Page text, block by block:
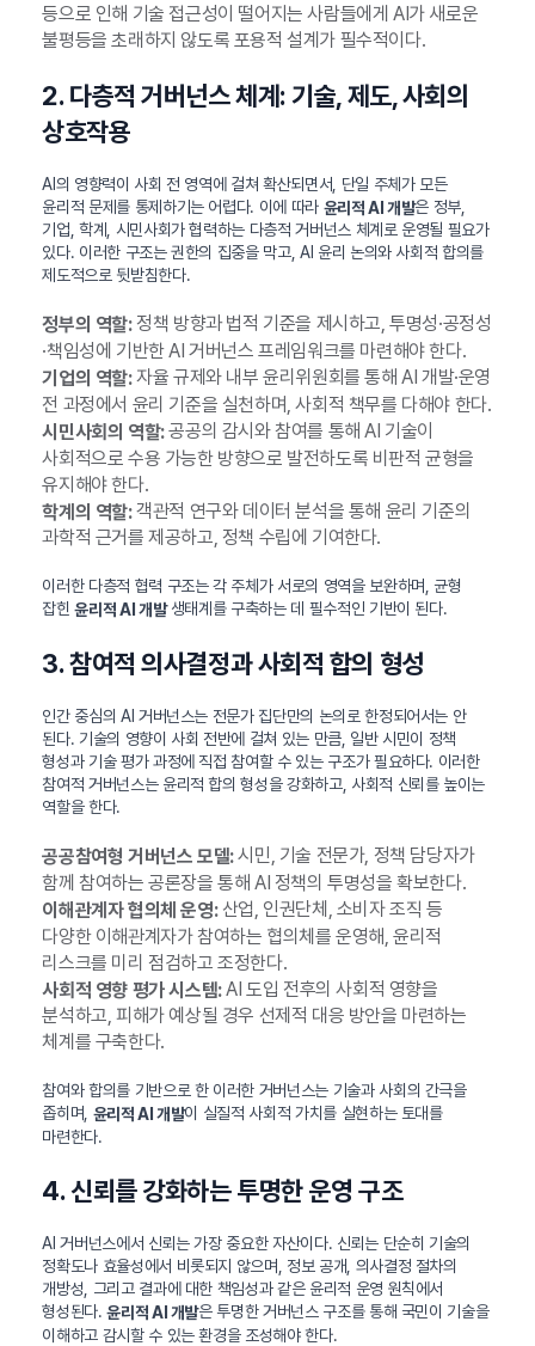
등으로 인해 기술 접근성이 떨어지는 사람들에게 AI가 새로운
불평등을 초래하지 않도록 포용적 설계가 필수적이다.
2. 다층적 거버넌스 체계: 기술, 제도, 사회의
상호작용
AI의 영향력이 사회 전 영역에 걸쳐 확산되면서, 단일 주체가 모든
윤리적 문제를 통제하기는 어렵다. 이에 따라 윤리적 AI 개발은 정부,
기업, 학계, 시민사회가 협력하는 다층적 거버넌스 체계로 운영될 필요가
있다. 이러한 구조는 권한의 집중을 막고, AI 윤리 논의와 사회적 합의를
제도적으로 뒷받침한다.
정부의 역할:정책 방향과 법적 기준을 제시하고, 투명성·공정성
·책임성에 기반한 AI 거버넌스 프레임워크를 마련해야 한다.
기업의 역할:자율 규제와 내부 윤리위원회를 통해 AI 개발·운영
전 과정에서 윤리 기준을 실천하며, 사회적 책무를 다해야 한다.
시민사회의 역할:공공의 감시와 참여를 통해 AI 기술이
사회적으로 수용 가능한 방향으로 발전하도록 비판적 균형을
유지해야 한다.
학계의 역할:객관적 연구와 데이터 분석을 통해 윤리 기준의
과학적 근거를 제공하고, 정책 수립에 기여한다.
이러한 다층적 협력 구조는 각 주체가 서로의 영역을 보완하며, 균형
잡힌윤리적 AI 개발생태계를 구축하는 데 필수적인 기반이 된다.
3. 참여적 의사결정과 사회적 합의 형성
인간 중심의 AI 거버넌스는 전문가 집단만의 논의로 한정되어서는 안
된다. 기술의 영향이 사회 전반에 걸쳐 있는 만큼, 일반 시민이 정책
형성과 기술 평가 과정에 직접 참여할 수 있는 구조가 필요하다. 이러한
참여적 거버넌스는 윤리적 합의 형성을 강화하고, 사회적 신뢰를 높이는
역할을 한다.
공공참여형 거버넌스 모델:시민, 기술 전문가, 정책 담당자가
함께 참여하는 공론장을 통해 AI 정책의 투명성을 확보한다.
이해관계자 협의체 운영:산업, 인권단체, 소비자 조직 등
다양한 이해관계자가 참여하는 협의체를 운영해, 윤리적
리스크를 미리 점검하고 조정한다.
사회적 영향 평가 시스템:AI 도입 전후의 사회적 영향을
분석하고, 피해가 예상될 경우 선제적 대응 방안을 마련하는
체계를 구축한다.
참여와 합의를 기반으로 한 이러한 거버넌스는 기술과 사회의 간극을
좁히며, 윤리적 AI 개발이 실질적 사회적 가치를 실현하는 토대를
마련한다.
4. 신뢰를 강화하는 투명한 운영 구조
AI 거버넌스에서 신뢰는 가장 중요한 자산이다. 신뢰는 단순히 기술의
정확도나 효율성에서 비롯되지 않으며, 정보 공개, 의사결정 절차의
개방성, 그리고 결과에 대한 책임성과 같은 윤리적 운영 원칙에서
형성된다.윤리적 AI 개발은 투명한 거버넌스 구조를 통해 국민이 기술을
이해하고 감시할 수 있는 환경을 조성해야 한다.